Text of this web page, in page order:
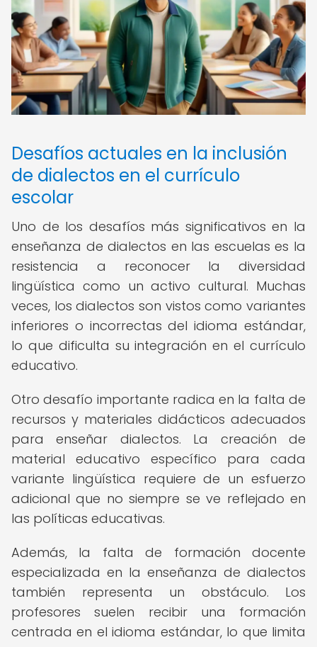
Desafíos actuales en la inclusión
de dialectos en el currículo
escolar
Uno de los desafíos más significativos en la
enseñanza de dialectos en las escuelas es la
resistencia a reconocer la diversidad
lingüística como un activo cultural. Muchas
veces, los dialectos son vistos como variantes
inferiores o incorrectas del idioma estándar,
lo que dificulta su integración en el currículo
educativo.
Otro desafío importante radica en la falta de
recursos y materiales didácticos adecuados
para enseñar dialectos. La creación de
material educativo específico para cada
variante lingüística requiere de un esfuerzo
adicional que no siempre se ve reflejado en
las políticas educativas.
Además, la falta de formación docente
especializada en la enseñanza de dialectos
también representa un obstáculo. Los
profesores suelen recibir una formación
centrada en el idioma estándar, lo que limita